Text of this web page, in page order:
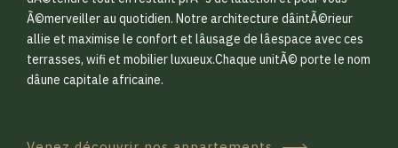
Ã©merveiller au quotidien. Notre architecture dâintÃ©rieur
allie et maximise le confort et lâusage de lâespace avec ces
terrasses, wifi et mobilier luxueux.Chaque unitÃ© porte le nom
dâune capitale africaine.
2
3
2
3